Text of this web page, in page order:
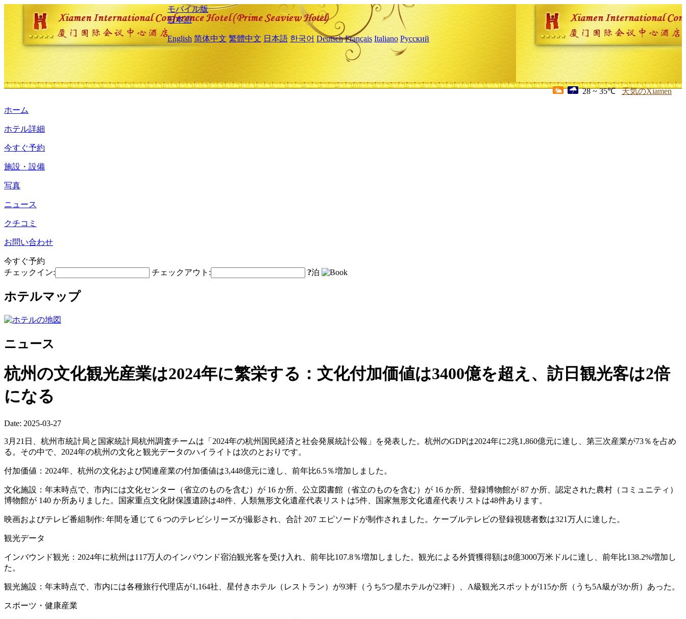
モバイル版
日本語
English 简体中文 繁體中文 日本語 한국어 Deutsch Français Italiano Русский
28 ~ 35℃ 天気のXiamen
ホーム
ホテル詳細
今すぐ予約
施設・設備
写真
ニュース
クチコミ
お問い合わせ
今すぐ予約
チェックイン:
チェックアウト: ?泊
ホテルマップ
ニュース
杭州の文化観光産業は2024年に繁栄する：文化付加価値は3400億を超え、訪日観光客は2倍
になる
Date: 2025-03-27
3月21日、杭州市統計局と国家統計局杭州調査チームは「2024年の杭州国民経済と社会発展統計公報」を発表した。杭州のGDPは2024年に2兆1,860億元に達し、第三次産業が73％を占め
る。その中で、2024年の杭州の文化と観光データのハイライトは次のとおりです。
付加価値：2024年、杭州の文化および関連産業の付加価値は3,448億元に達し、前年比6.5％増加しました。
文化施設：年末時点で、市内には文化センター（省立のものを含む）が 16 か所、公立図書館（省立のものを含む）が 16 か所、登録博物館が 87 か所、認定された農村（コミュニティ）
博物館が 140 か所ありました。国家重点文化財保護遺跡は48件、人類無形文化遺産代表リストは5件、国家無形文化遺産代表リストは48件あります。
映画およびテレビ番組制作: 年間を通じて 6 つのテレビシリーズが撮影され、合計 207 エピソードが制作されました。ケーブルテレビの登録視聴者数は321万人に達した。
観光データ
インバウンド観光：2024年に杭州は117万人のインバウンド宿泊観光客を受け入れ、前年比107.8％増加しました。観光による外貨獲得額は8億3000万米ドルに達し、前年比138.2%増加し
た。
観光施設：年末時点で、市内には各種旅行代理店が1,164社、星付きホテル（レストラン）が93軒（うち5つ星ホテルが23軒）、A級観光スポットが115か所（うち5A級が3か所）あった。
スポーツ・健康産業